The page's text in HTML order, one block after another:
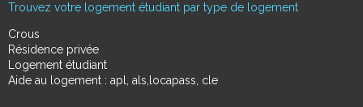
Trouvez votre logement étudiant par type de logement
Crous
Résidence privée
Logement étudiant
Aide au logement : apl, als,locapass, cle